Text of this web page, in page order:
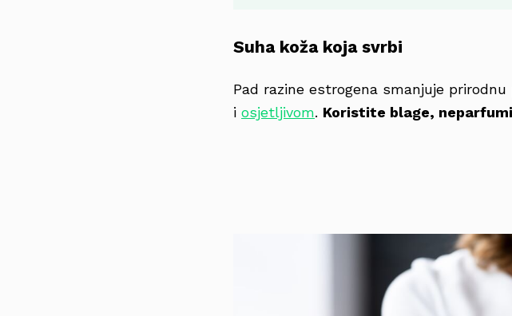
Suha koža koja svrbi
Pad razine estrogena smanjuje
i osjetljivom. Koristite blage,